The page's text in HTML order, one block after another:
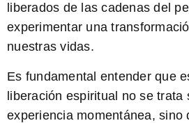
liberados de las cadenas del
experimentar una
nuestras vidas.
Es fundamental entender que
liberación espiritual no se trata
experiencia momentánea, sino